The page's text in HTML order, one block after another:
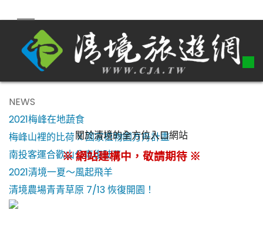
NEWS
2021梅峰在地蔬食
梅峰山裡的比荷 X 國家植物園方舟計畫
南投客運合歡山公車復駛了！
2021清境一夏～風起飛羊
清境農場青青草原 7/13 恢復開園！
關於清境的全方位入口網站
※ 網站建構中，敬請期待 ※